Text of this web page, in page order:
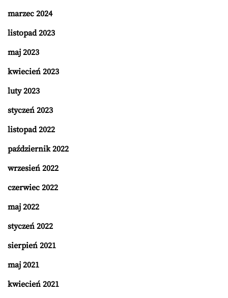
marzec 2024
listopad 2023
maj 2023
kwiecień 2023
luty 2023
styczeń 2023
listopad 2022
październik 2022
wrzesień 2022
czerwiec 2022
maj 2022
styczeń 2022
sierpień 2021
maj 2021
kwiecień 2021